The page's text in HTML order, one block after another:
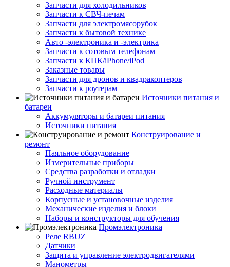
Запчасти для холодильников
Запчасти к СВЧ-печам
Запчасти для электромясорубок
Запчасти к бытовой технике
Авто -электроника и -электрика
Запчасти к сотовым телефонам
Запчасти к КПК/iPhone/iPod
Заказные товары
Запчасти для дронов и квадракоптеров
Запчасти к роутерам
Источники питания и
батареи
Аккумуляторы и батареи питания
Источники питания
Конструирование и
ремонт
Паяльное оборудование
Измерительные приборы
Средства разработки и отладки
Ручной инструмент
Расходные материалы
Корпусные и установочные изделия
Механические изделия и блоки
Наборы и конструкторы для обучения
Промэлектроника
Реле RBUZ
Датчики
Защита и управление электродвигателями
Манометры